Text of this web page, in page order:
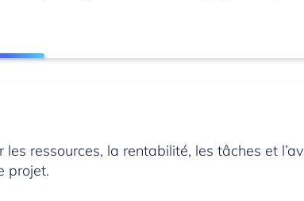
ressources, la rentabilité, les tâches et
projet.